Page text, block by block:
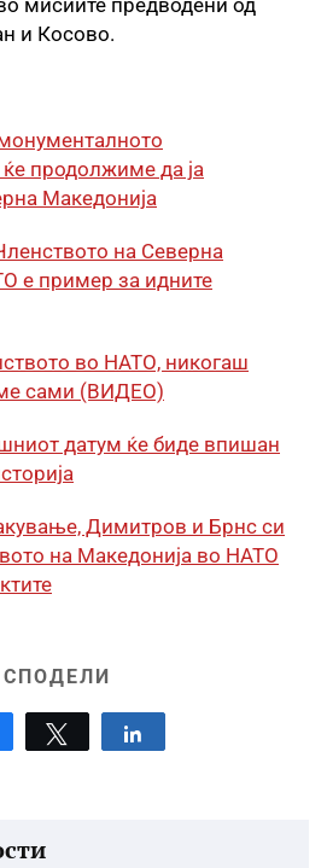
мисиите предводени од
и Косово.
продолжиме да ја
Македонија
на Северна
е пример за идните
во НАТО, никогаш
сами (ВИДЕО)
датум ќе биде впишан
Димитров и Брнс си
на Македонија во НАТО
СПОДЕЛИ
Tweet